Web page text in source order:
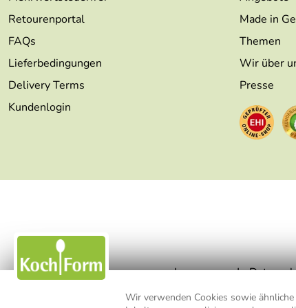
Wir verwenden Cookies sowie
Retourenportal
FAQs
Lieferbedingungen
Delivery Terms
Kundenlogin
Made in
Themen
Wir über
Presse
Impressum